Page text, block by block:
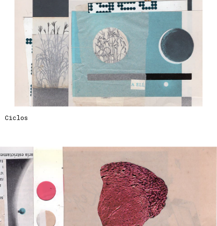
Ciclos